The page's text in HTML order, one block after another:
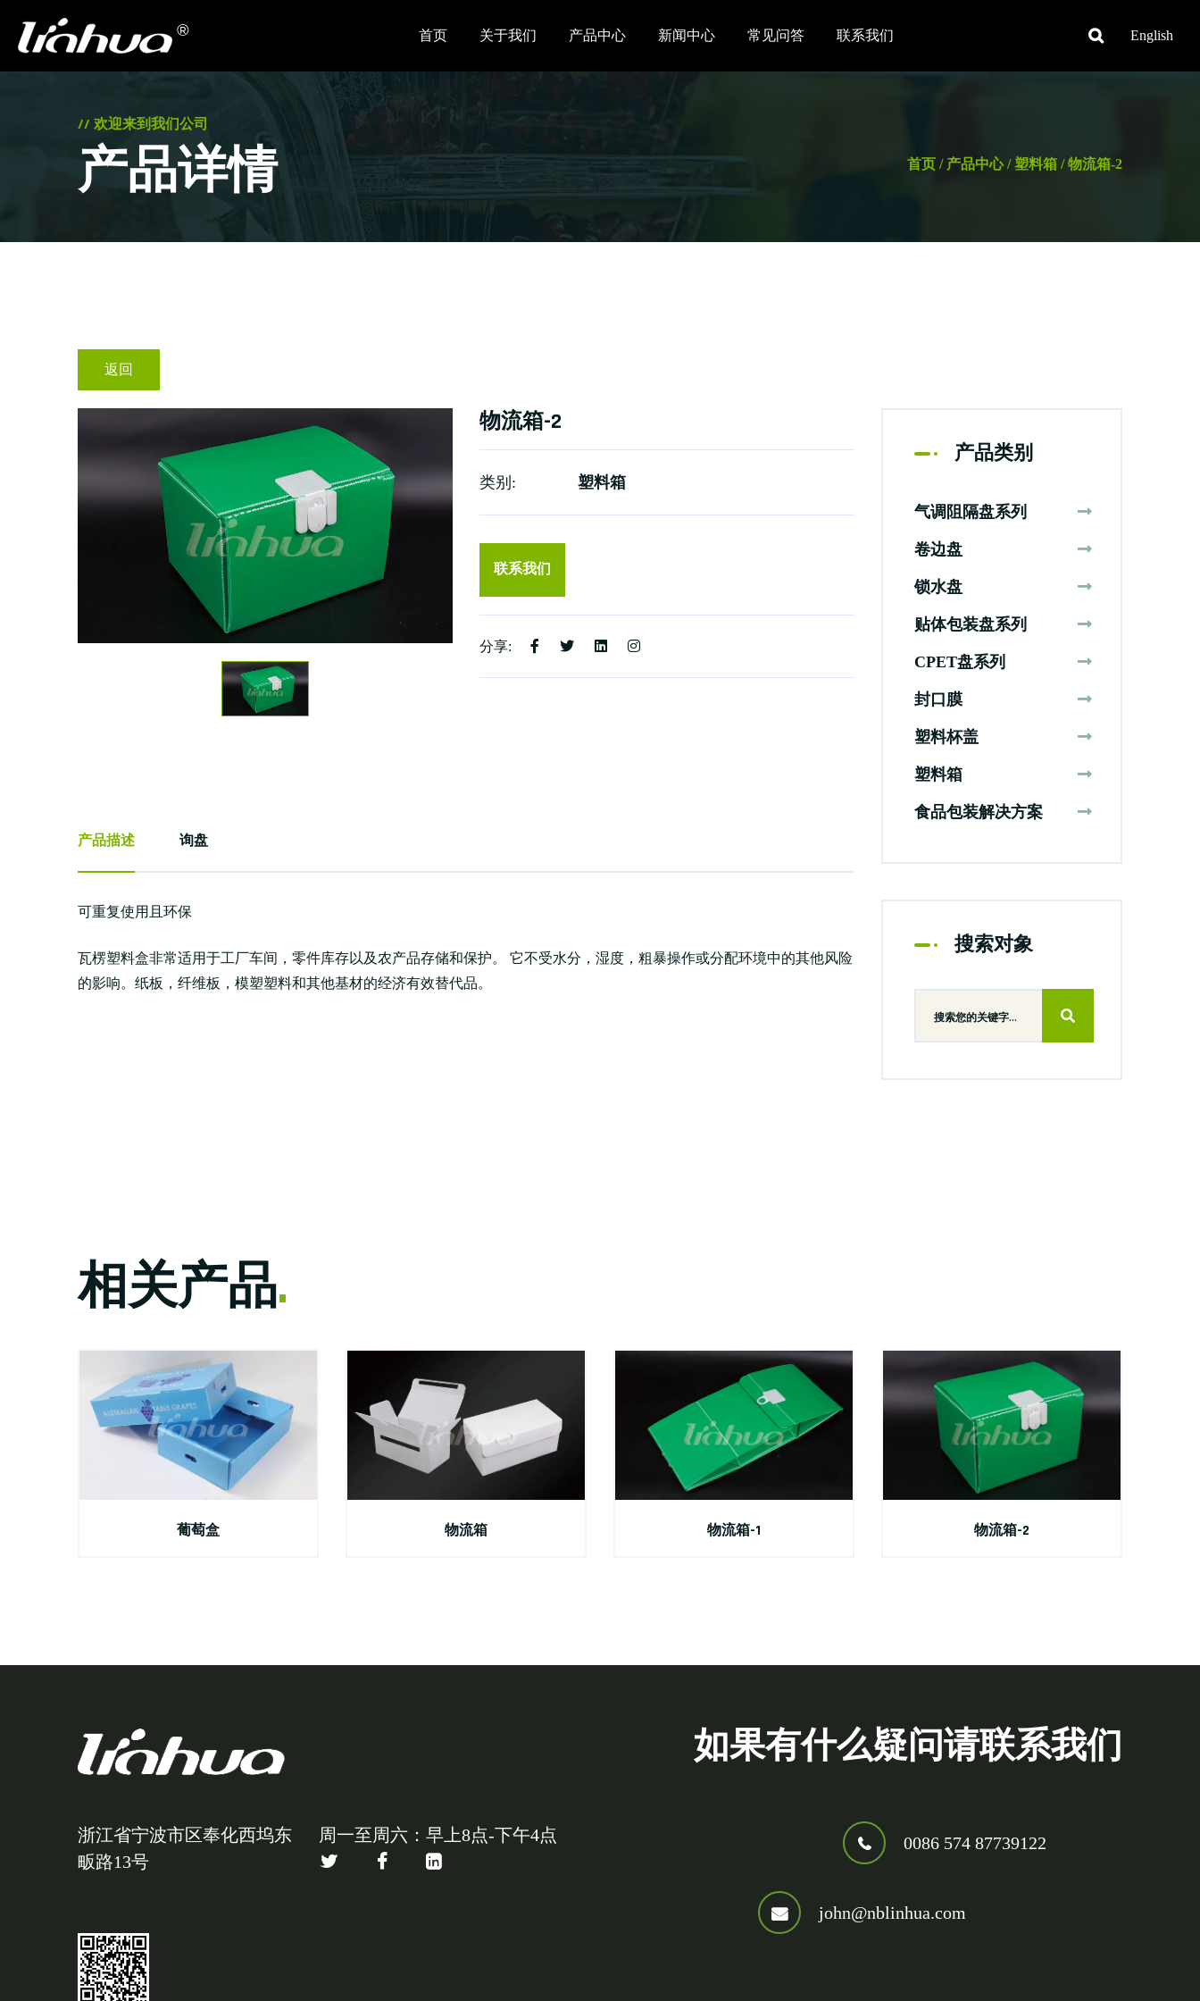
首页 关于我们 产品中心 新闻中心 常见问答 联系我们 English
// 欢迎来到我们公司
产品详情 首页 / 产品中心/塑料箱 /物流箱-2
返回
物流箱-2
类别: 塑料箱
联系我们
分享:
产品描述 询盘
可重复使用且环保
瓦楞塑料盒非常适用于工厂车间，零件库存以及农产品存储和保护。 它不受水分，湿度，粗暴操作或分配环境中的其他风险
的影响。纸板，纤维板，模塑塑料和其他基材的经济有效替代品。
产品类别
气调阻隔盘系列
卷边盘
锁水盘
贴体包装盘系列
CPET盘系列
封口膜
塑料杯盖
塑料箱
食品包装解决方案
搜索对象
相关产品.
葡萄盒 物流箱 物流箱-1 物流箱-2
如果有什么疑问请联系我们
浙江省宁波市区奉化西坞东
畈路13号
周一至周六：早上8点-下午4点 0086 574 87739122
john@nblinhua.com